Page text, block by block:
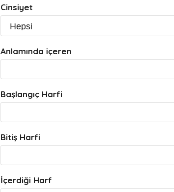
Cinsiyet
Anlamında içeren
Başlangıç Harfi
Bitiş Harfi
İçerdiği Harf